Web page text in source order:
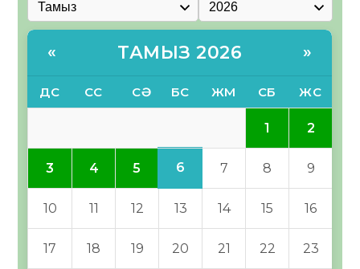
« ТАМЫЗ 2026 »
ДС СС СӘ БС ЖМ СБ ЖС
1 2
3 4 5 6 7 8 9
10 11 12 13 14 15 16
17 18 19 20 21 22 23